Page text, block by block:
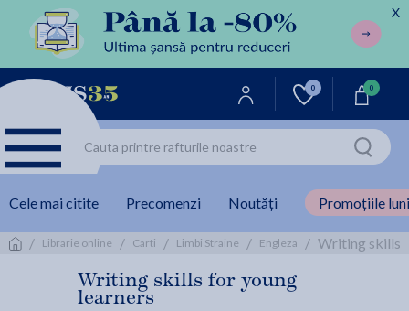
X
0 0
Cele mai citite Precomenzi Noutăți Promoțiile
/ Librarie online / Carti / Limbi Straine / Engleza / Writing skills
Writing skills for young
learners